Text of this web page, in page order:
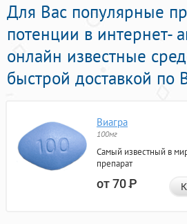
Для Вас популярные
потенции в интернет-
онлайн известные
быстрой доставкой по
Виагра
100мг
Самый известный в
препарат
от 70Р